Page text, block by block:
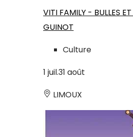
VITI FAMILY - BULLES
GUINOT
Culture
1 juil.31 août
LIMOUX